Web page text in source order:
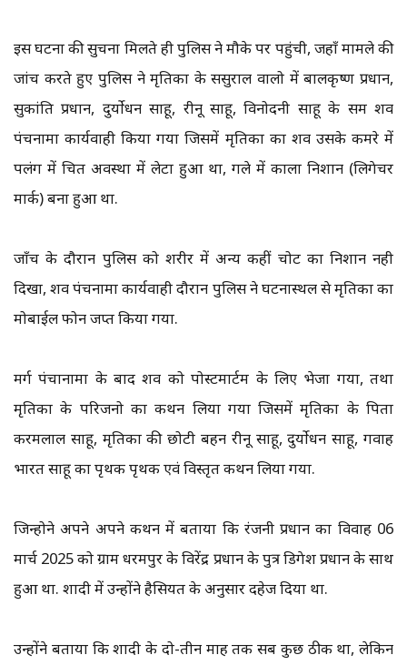
इस घटना की सुचना मिलते ही पुलिस ने मौके पर पहुंची, जहाँ मामले की
जांच करते हुए पुलिस ने मृतिका के ससुराल वालो में बालकृष्ण प्रधान,
सुकांति प्रधान, दुर्योधन साहू, रीनू साहू, विनोदनी साहू के समक्ष शव
पंचनामा कार्यवाही किया गया जिसमें मृतिका का शव उसके कमरे में
पलंग में चित अवस्था में लेटा हुआ था, गले में काला निशान (लिगेचर
मार्क) बना हुआ था.
जाँच के दौरान पुलिस को शरीर में अन्य कहीं चोट का निशान नही
दिखा, शव पंचनामा कार्यवाही दौरान पुलिस ने घटनास्थल से मृतिका का
मोबाईल फोन जप्त किया गया.
मर्ग पंचानामा के बाद शव को पोस्टमार्टम के लिए भेजा गया, तथा
मृतिका के परिजनो का कथन लिया गया जिसमें मृतिका के पिता
करमलाल साहू, मृतिका की छोटी बहन रीनू साहू, दुर्योधन साहू, गवाह
भारत साहू का पृथक पृथक एवं विस्तृत कथन लिया गया.
जिन्होने अपने अपने कथन में बताया कि रंजनी प्रधान का विवाह 06
मार्च 2025 को ग्राम धरमपुर के विरेंद्र प्रधान के पुत्र डिगेश प्रधान के साथ
हुआ था. शादी में उन्होंने हैसियत के अनुसार दहेज दिया था.
उन्होंने बताया कि शादी के दो-तीन माह तक सब कुछ ठीक था, लेकिन